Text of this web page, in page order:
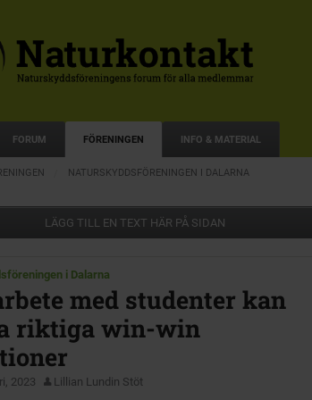
FORUM FÖRENINGEN INFO & MATERIAL
NATURSKYDDSFÖRENINGEN I DALARNA
LÄGG TILL EN TEXT HÄR PÅ SIDAN
i Dalarna
med studenter kan
riktiga win-win
2023
Lillian Lundin Stöt